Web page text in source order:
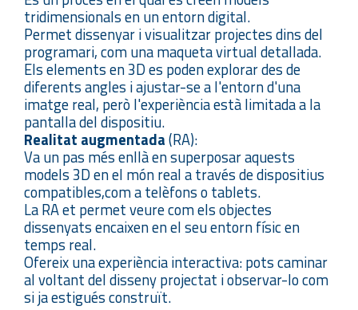
tridimensionals en un entorn digital.
Permet dissenyar i visualitzar projectes dins del
programari, com una maqueta virtual detallada.
Els elements en 3D es poden explorar des de
diferents angles i ajustar-se a l'entorn d'una
imatge real, però l'experiència està limitada a la
pantalla del dispositiu.
Realitat augmentada(RA):
Va un pas més enllà en superposar aquests
models 3D en el món real a través de dispositius
compatibles,com a telèfons o tablets.
La RA et permet veure com els objectes
dissenyats encaixen en el seu entorn físic en
temps real.
Ofereix una experiència interactiva: pots caminar
al voltant del disseny projectat i observar-lo com
si ja estigués construït.